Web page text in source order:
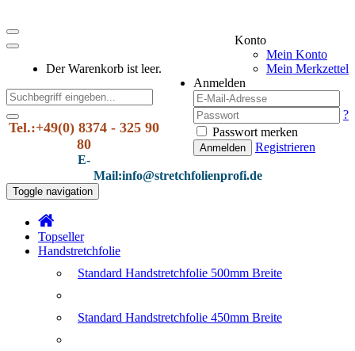
Konto
Mein Konto
Mein Merkzettel
Anmelden
?
Passwort merken
Anmelden Registrieren
Der Warenkorb ist leer.
Tel.:+49(0) 8374 - 325 90
80
E-
Mail:info@stretchfolienprofi.de
Toggle navigation
Topseller
Handstretchfolie
Standard Handstretchfolie 500mm Breite
Standard Handstretchfolie 450mm Breite